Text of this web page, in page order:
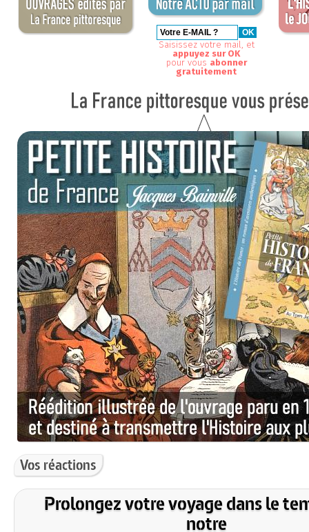
Saisissez votre mail, et
appuyez sur OK
pour vous abonner
gratuitement
Vos réactions
Prolongez votre voyage dans le
notre